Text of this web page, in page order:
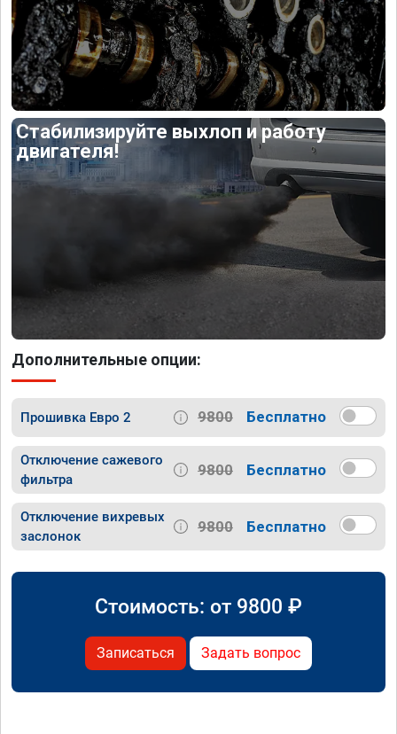
Стабилизируйте выхлоп и работу
двигателя!
Дополнительные опции:
Прошивка Евро 2 9800 Бесплатно
Отключение сажевого
фильтра
9800 Бесплатно
Отключение вихревых
заслонок
9800 Бесплатно
Стоимость: от 9800 ₽
Записаться Задать вопрос